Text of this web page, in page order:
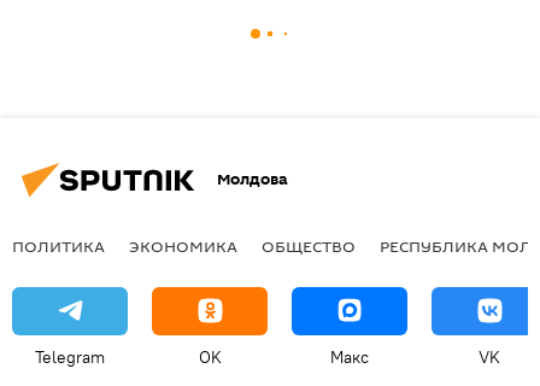
Молдова
ПОЛИТИКА ЭКОНОМИКА ОБЩЕСТВО РЕСПУБЛИКА
Telegram OK Макс VK